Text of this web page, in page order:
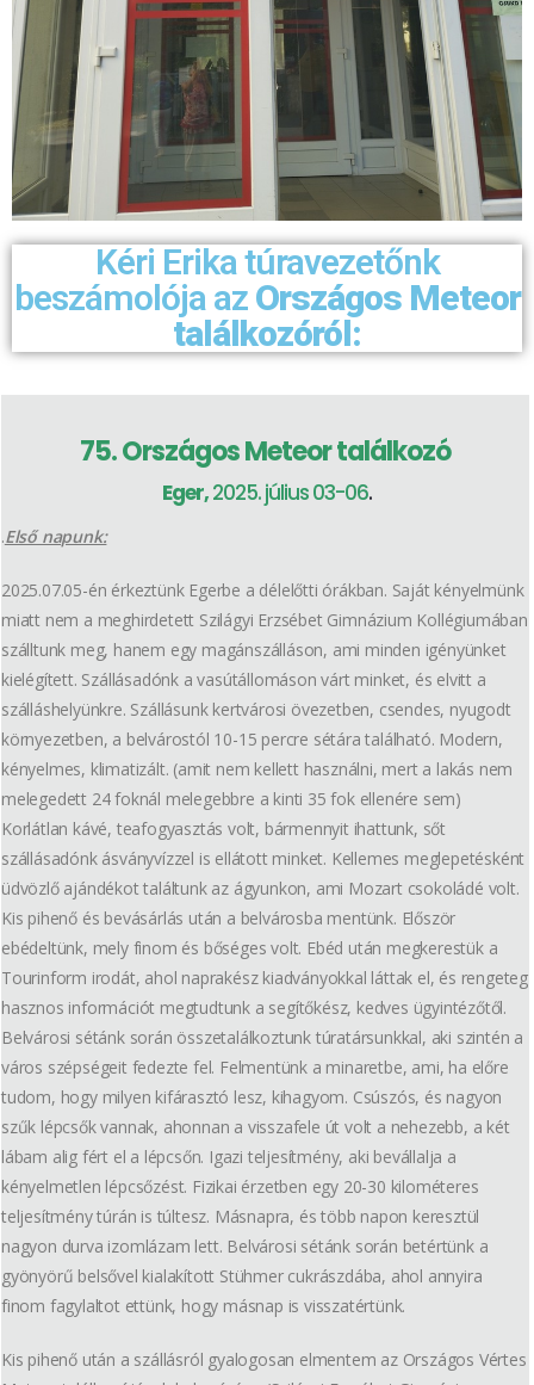
Kéri Erika túravezetőnk
beszámolója az Országos Meteor
találkozóról:
75. Országos Meteor találkozó
Eger,2025. július 03-06.
.Első napunk:
2025.07.05-én érkeztünk Egerbe a délelőtti órákban. Saját kényelmünk
miatt nem a meghirdetett Szilágyi Erzsébet Gimnázium Kollégiumában
szálltunk meg, hanem egy magánszálláson, ami minden igényünket
kielégített. Szállásadónk a vasútállomáson várt minket, és elvitt a
szálláshelyünkre. Szállásunk kertvárosi övezetben, csendes, nyugodt
környezetben, a belvárostól 10-15 percre sétára található. Modern,
kényelmes, klimatizált. (amit nem kellett használni, mert a lakás nem
melegedett 24 foknál melegebbre a kinti 35 fok ellenére sem)
Korlátlan kávé, teafogyasztás volt, bármennyit ihattunk, sőt
szállásadónk ásványvízzel is ellátott minket. Kellemes meglepetésként
üdvözlő ajándékot találtunk az ágyunkon, ami Mozart csokoládé volt.
Kis pihenő és bevásárlás után a belvárosba mentünk. Először
ebédeltünk, mely finom és bőséges volt. Ebéd után megkerestük a
Tourinform irodát, ahol naprakész kiadványokkal láttak el, és rengeteg
hasznos információt megtudtunk a segítőkész, kedves ügyintézőtől.
Belvárosi sétánk során összetalálkoztunk túratársunkkal, aki szintén a
város szépségeit fedezte fel. Felmentünk a minaretbe, ami, ha előre
tudom, hogy milyen kifárasztó lesz, kihagyom. Csúszós, és nagyon
szűk lépcsők vannak, ahonnan a visszafele út volt a nehezebb, a két
lábam alig fért el a lépcsőn. Igazi teljesítmény, aki bevállalja a
kényelmetlen lépcsőzést. Fizikai érzetben egy 20-30 kilométeres
teljesítmény túrán is túltesz. Másnapra, és több napon keresztül
nagyon durva izomlázam lett. Belvárosi sétánk során betértünk a
gyönyörű belsővel kialakított Stühmer cukrászdába, ahol annyira
finom fagylaltot ettünk, hogy másnap is visszatértünk.
Kis pihenő után a szállásról gyalogosan elmentem az Országos Vértes